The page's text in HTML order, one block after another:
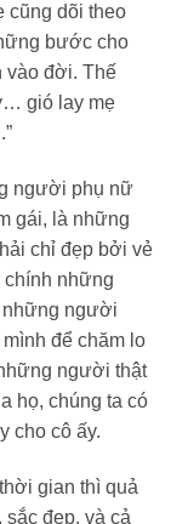
cũng dõi theo
bước cho
vào đời. Thế
gió lay mẹ
người phụ nữ
gái, là những
chỉ đẹp bởi vẻ
chính những
những người
để chăm lo
người thật
họ, chúng ta có
cho cô ấy.
gian thì quả
đẹp, và cả